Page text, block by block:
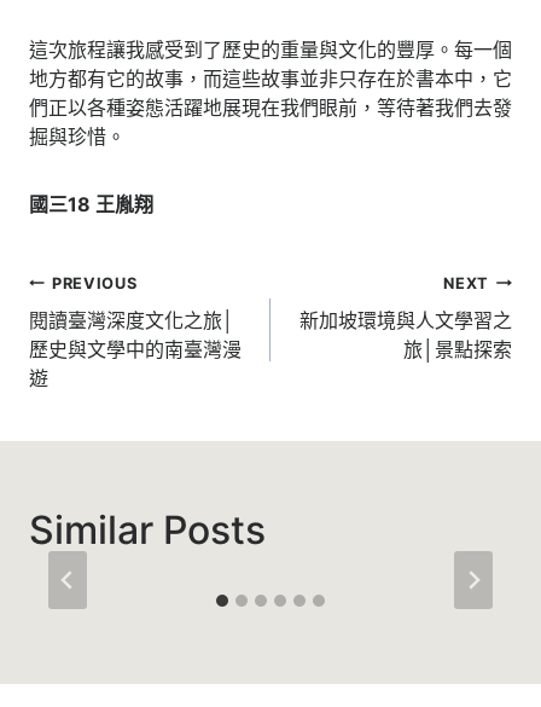
這次旅程讓我感受到了歷史的重量與文化的豐厚。每一個
地方都有它的故事，而這些故事並非只存在於書本中，它
們正以各種姿態活躍地展現在我們眼前，等待著我們去發
掘與珍惜。
國三18 王胤翔
文
章
導
PREVIOUS
閱讀臺灣深度文化之旅│
歷史與文學中的南臺灣漫
遊
NEXT
新加坡環境與人文學習之
旅│景點探索
Similar Posts